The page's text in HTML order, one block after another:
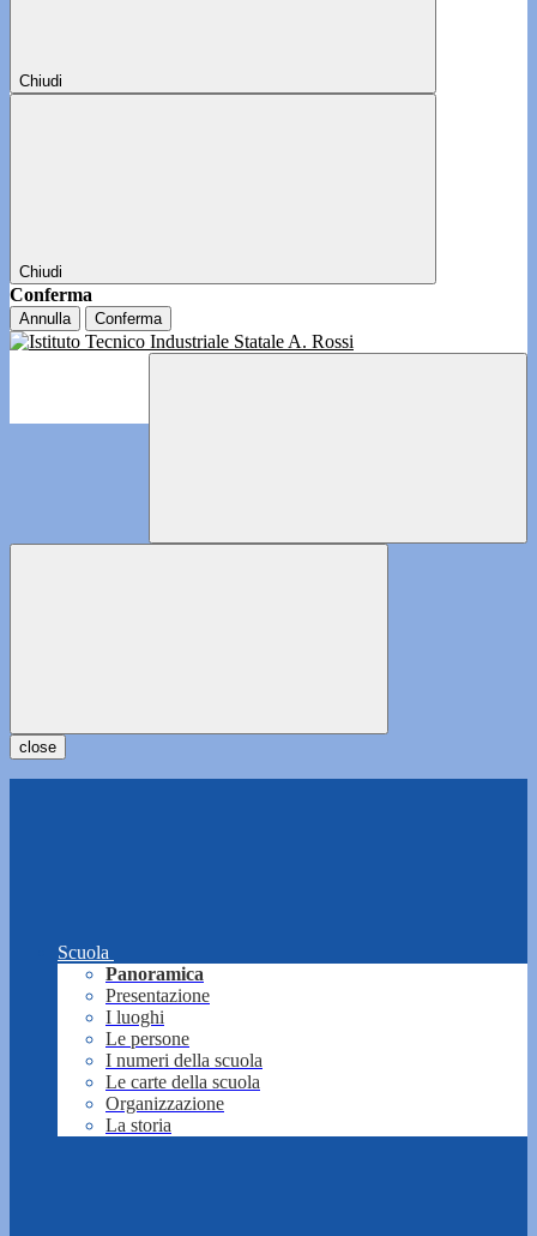
Chiudi
Chiudi
Conferma
Annulla Conferma
close
Scuola
Panoramica
Presentazione
I luoghi
Le persone
I numeri della scuola
Le carte della scuola
Organizzazione
La storia